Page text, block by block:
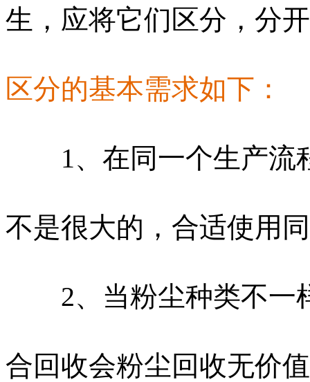
生，应将它们区分，分
区分的基本需求如下：
1、在同一个生产流
不是很大的，合适使用
2、当粉尘种类不一
合回收会粉尘回收无价